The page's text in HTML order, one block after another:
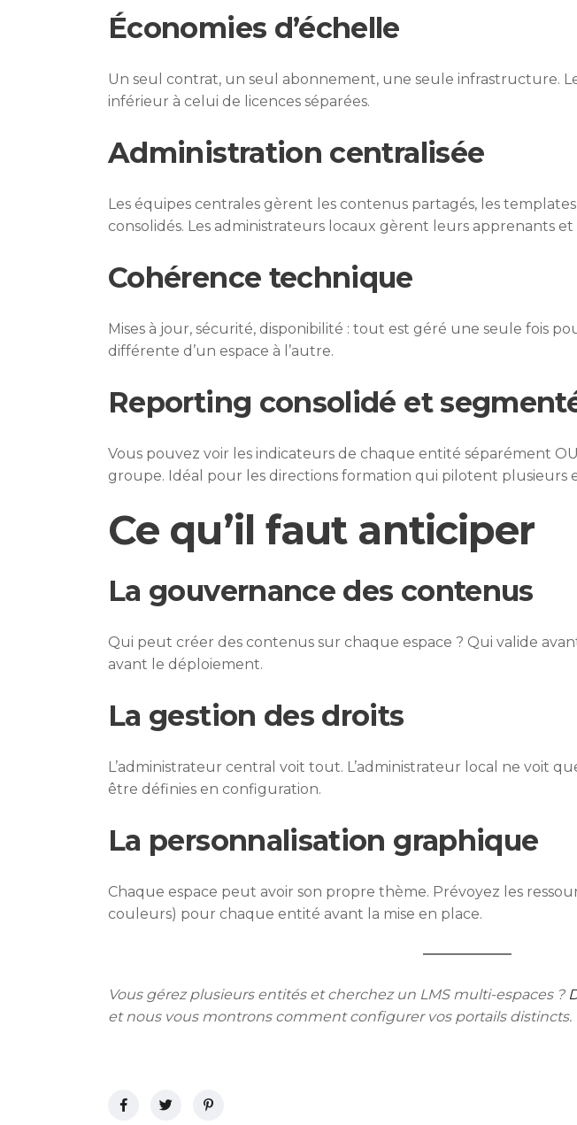
Économies d’échelle
Un seul contrat, un seul abonnement, une seule infrastructure.
inférieur à celui de licences séparées.
Administration centralisée
Les équipes centrales gèrent les contenus partagés, les
consolidés. Les administrateurs locaux gèrent leurs apprenants
Cohérence technique
Mises à jour, sécurité, disponibilité : tout est géré une seule fois
différente d’un espace à l’autre.
Reporting consolidé et
Vous pouvez voir les indicateurs de chaque entité séparément
groupe. Idéal pour les directions formation qui pilotent plusieurs
Ce qu’il faut anticiper
La gouvernance des contenus
Qui peut créer des contenus sur chaque espace ? Qui valide
avant le déploiement.
La gestion des droits
L’administrateur central voit tout. L’administrateur local ne voit
être définies en configuration.
La personnalisation graphique
Chaque espace peut avoir son propre thème. Prévoyez les
couleurs) pour chaque entité avant la mise en place.
Vous gérez plusieurs entités et cherchez un LMS multi-espaces ?
et nous vous montrons comment configurer vos portails distincts.